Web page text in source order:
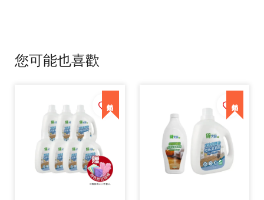
您可能也喜歡